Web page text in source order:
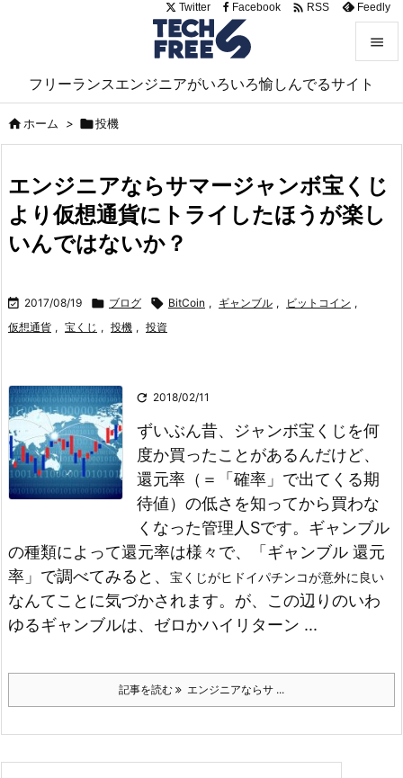
フリーランスエンジニアがいろいろ愉しんでるサイト


サイド

前へ

Twitter Facebook  RSS Feedly
ホーム > 投機
エンジニアならサマージャンボ宝くじ
より仮想通貨にトライしたほうが楽し
いんではないか？
 2017/08/19  ブログ  BitCoin , ギャンブル , ビットコイン ,
仮想通貨 , 宝くじ , 投機 , 投資
 2018/02/11
ずいぶん昔、ジャンボ宝くじを何
度か買ったことがあるんだけど、
還元率（＝「確率」で出てくる期
待値）の低さを知ってから買わな
くなった管理人Sです。 ギャンブル
の種類によって還元率は様々で、「ギャンブル 還元
率」で調べてみると、
宝くじがヒドイパチンコが意外に良い
なんてことに気づかされます。 が、この辺りのいわ
ゆるギャンブルは、ゼロかハイリターン ...
記事を読む エンジニアならサ ...